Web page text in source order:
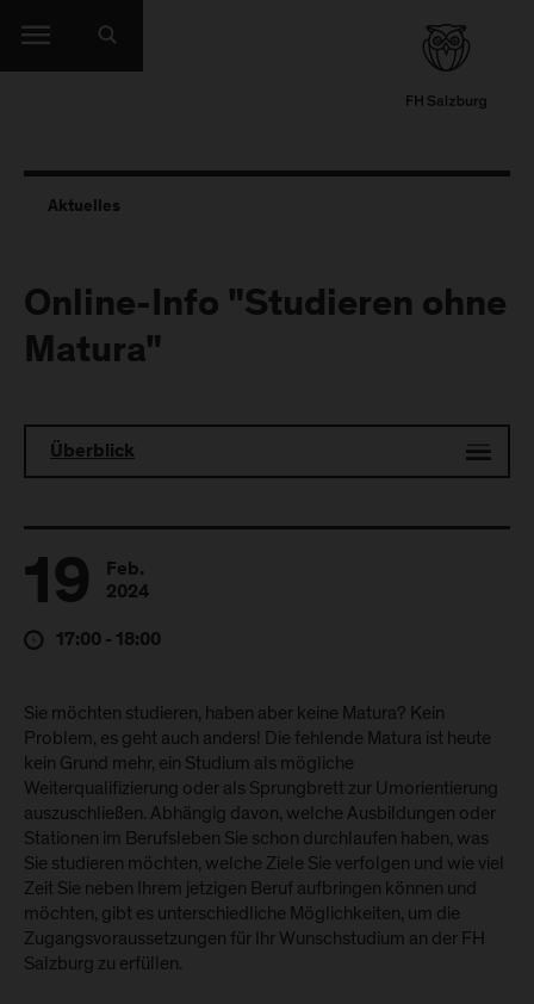
Aktuelles
Online-Info "Studieren ohne
Matura"
Überblick
19
Feb.
2024
17:00 - 18:00
Sie möchten studieren, haben aber keine Matura? Kein
Problem, es geht auch anders! Die fehlende Matura ist heute
kein Grund mehr, ein Studium als mögliche
Weiterqualifizierung oder als Sprungbrett zur Umorientierung
auszuschließen. Abhängig davon, welche Ausbildungen oder
Stationen im Berufsleben Sie schon durchlaufen haben, was
Sie studieren möchten, welche Ziele Sie verfolgen und wie viel
Zeit Sie neben Ihrem jetzigen Beruf aufbringen können und
möchten, gibt es unterschiedliche Möglichkeiten, um die
Zugangsvoraussetzungen für Ihr Wunschstudium an der FH
Salzburg zu erfüllen.